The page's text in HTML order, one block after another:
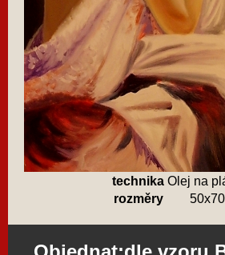
technika Olej na
rozměry
50x70